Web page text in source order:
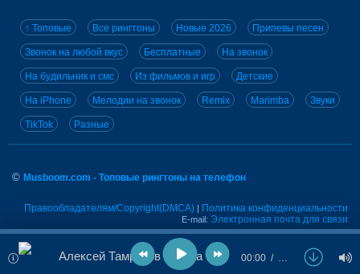
↑ Топовые Все рингтоны Новые 2026 Припевы песен
Звонок на любой вкус Бесплатные На звонок
На будильник и смс Из фильмов и игр Детские
На iPhone Мелодии на звонок Remix Marimba Звуки
TikTok Разные
© Musboom.com - Топовые рингтоны на телефон
Правообладателям/Copyright(DMCA) | Политика конфиденциальности
E-mail: Электронная почта для связи
Алексей Тамразов & Анна Маюр - Здесь и сейчас 00:00 …